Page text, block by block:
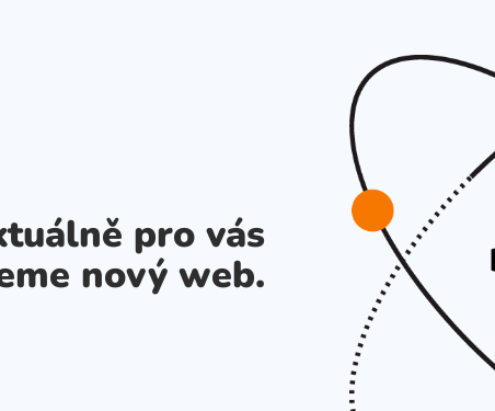
pro vás
nový web.